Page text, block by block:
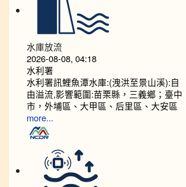
水庫放流
2026-08-08, 04:18
水利署
水利署訊鯉魚潭水庫:(洩洪至景山溪):自
由溢流,影響範圍:苗栗縣，三義鄉；臺中
市，外埔區、大甲區、后里區、大安區
more...